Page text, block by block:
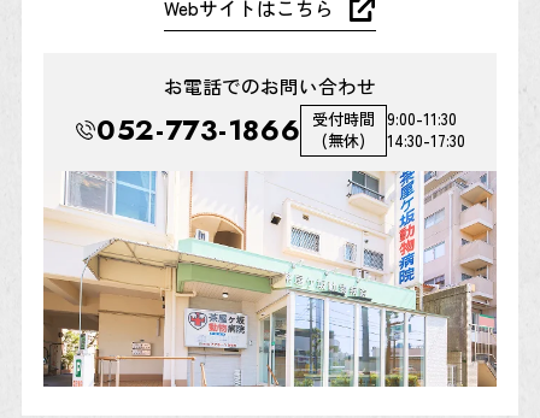
Webサイトはこちら
お電話でのお問い合わせ
052-773-1866
受付時間
(無休)
9:00-11:30
14:30-17:30